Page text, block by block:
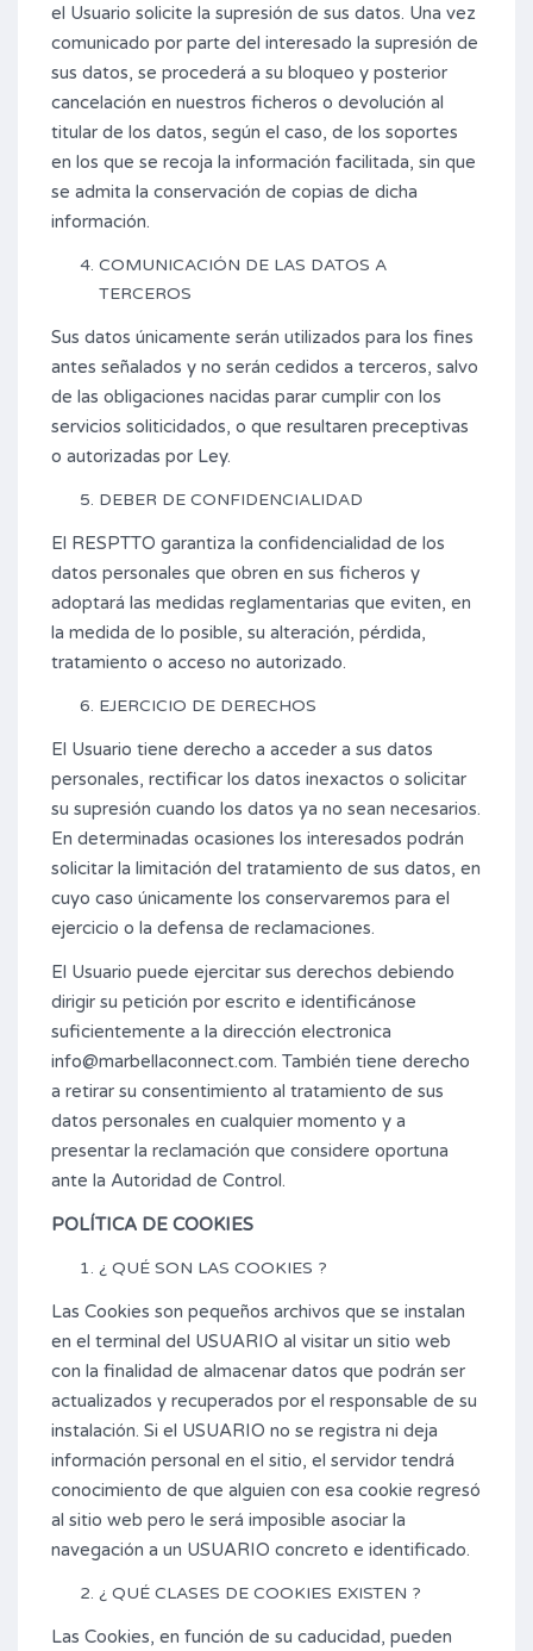
el Usuario solicite la supresión de sus datos. Una vez
comunicado por parte del interesado la supresión de
sus datos, se procederá a su bloqueo y posterior
cancelación en nuestros ficheros o devolución al
titular de los datos, según el caso, de los soportes
en los que se recoja la información facilitada, sin que
se admita la conservación de copias de dicha
información.
COMUNICACIÓN DE LAS DATOS A
TERCEROS
Sus datos únicamente serán utilizados para los fines
antes señalados y no serán cedidos a terceros, salvo
de las obligaciones nacidas parar cumplir con los
servicios soliticidados, o que resultaren preceptivas
o autorizadas por Ley.
DEBER DE CONFIDENCIALIDAD
El RESPTTO garantiza la confidencialidad de los
datos personales que obren en sus ficheros y
adoptará las medidas reglamentarias que eviten, en
la medida de lo posible, su alteración, pérdida,
tratamiento o acceso no autorizado.
EJERCICIO DE DERECHOS
El Usuario tiene derecho a acceder a sus datos
personales, rectificar los datos inexactos o solicitar
su supresión cuando los datos ya no sean necesarios.
En determinadas ocasiones los interesados podrán
solicitar la limitación del tratamiento de sus datos, en
cuyo caso únicamente los conservaremos para el
ejercicio o la defensa de reclamaciones.
El Usuario puede ejercitar sus derechos debiendo
dirigir su petición por escrito e identificánose
suficientemente a la dirección electronica
info@marbellaconnect.com. También tiene derecho
a retirar su consentimiento al tratamiento de sus
datos personales en cualquier momento y a
presentar la reclamación que considere oportuna
ante la Autoridad de Control.
POLÍTICA DE COOKIES
¿ QUÉ SON LAS COOKIES ?
Las Cookies son pequeños archivos que se instalan
en el terminal del USUARIO al visitar un sitio web
con la finalidad de almacenar datos que podrán ser
actualizados y recuperados por el responsable de su
instalación. Si el USUARIO no se registra ni deja
información personal en el sitio, el servidor tendrá
conocimiento de que alguien con esa cookie regresó
al sitio web pero le será imposible asociar la
navegación a un USUARIO concreto e identificado.
¿ QUÉ CLASES DE COOKIES EXISTEN ?
Las Cookies, en función de su caducidad, pueden